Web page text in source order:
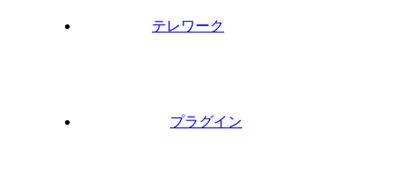
テレワーク
プラグイン